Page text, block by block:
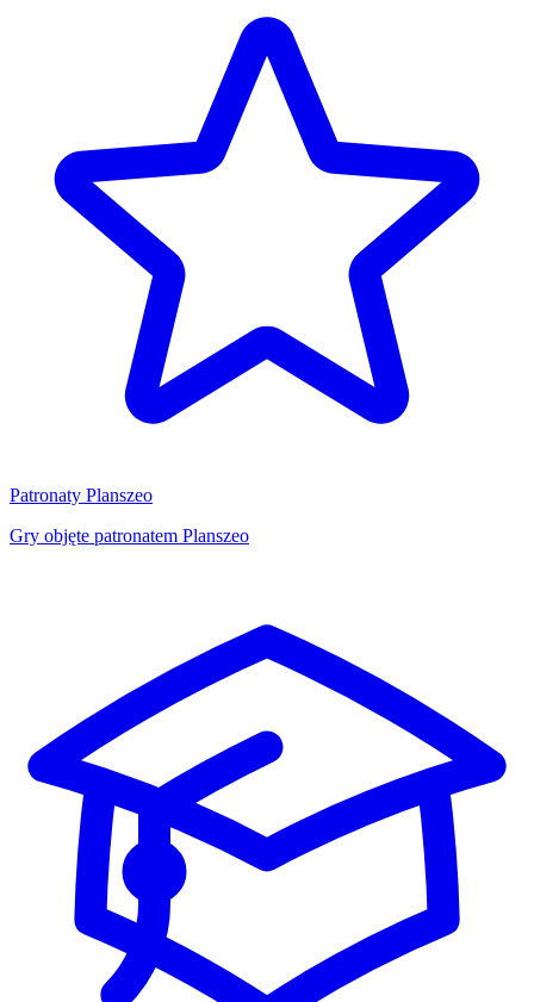
Patronaty Planszeo
Gry objęte patronatem Planszeo